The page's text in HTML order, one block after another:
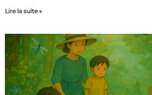
Lire la suite »